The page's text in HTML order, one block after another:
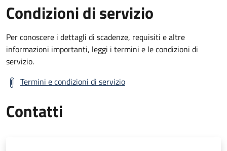
Condizioni di servizio
Per conoscere i dettagli di scadenze, requisiti e altre
informazioni importanti, leggi i termini e le condizioni di
servizio.
Termini e condizioni di servizio
Contatti